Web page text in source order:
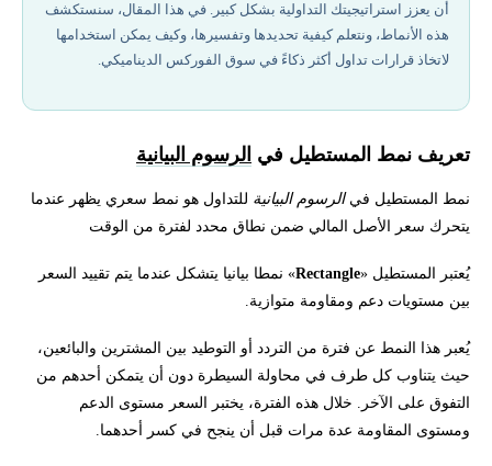
المستطيل الصاعد (Bullish Rectangle):
أفضل شركات تداول مرخصة في 2026
القاع المزدوج (Double Bottoms):
أن يعزز استراتيجيتك التداولية بشكل كبير. في هذا المقال، سنستكشف
هذه الأنماط، ونتعلم كيفية تحديدها وتفسيرها، وكيف يمكن استخدامها
لاتخاذ قرارات تداول أكثر ذكاءً في سوق الفوركس الديناميكي.
تعريف نمط المستطيل في الرسوم البيانية
نمط المستطيل فيالرسوم البيانية للتداول هو نمط سعري يظهر عندما
يتحرك سعر الأصل المالي ضمن نطاق محدد لفترة من الوقت
يُعتبر المستطيل «Rectangle» نمطا بيانيا يتشكل عندما يتم تقييد السعر
بين مستويات دعم ومقاومة متوازية.
يُعبر هذا النمط عن فترة من التردد أو التوطيد بين المشترين والبائعين،
حيث يتناوب كل طرف في محاولة السيطرة دون أن يتمكن أحدهم من
التفوق على الآخر. خلال هذه الفترة، يختبر السعر مستوى الدعم
ومستوى المقاومة عدة مرات قبل أن ينجح في كسر أحدهما.